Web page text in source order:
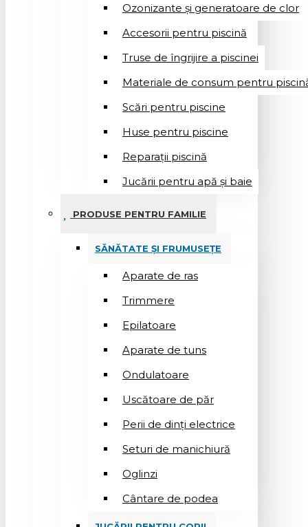
Ozonizante și generatoare de clor
Accesorii pentru piscină
Truse de îngrijire a piscinei
Materiale de consum pentru
Scări pentru piscine
Huse pentru piscine
Reparații piscină
Jucării pentru apă și baie
PRODUSE PENTRU FAMILIE
SĂNĂTATE ȘI FRUMUSEȚE
Aparate de ras
Trimmere
Epilatoare
Aparate de tuns
Ondulatoare
Uscătoare de păr
Perii de dinți electrice
Seturi de manichiură
Oglinzi
Cântare de podea